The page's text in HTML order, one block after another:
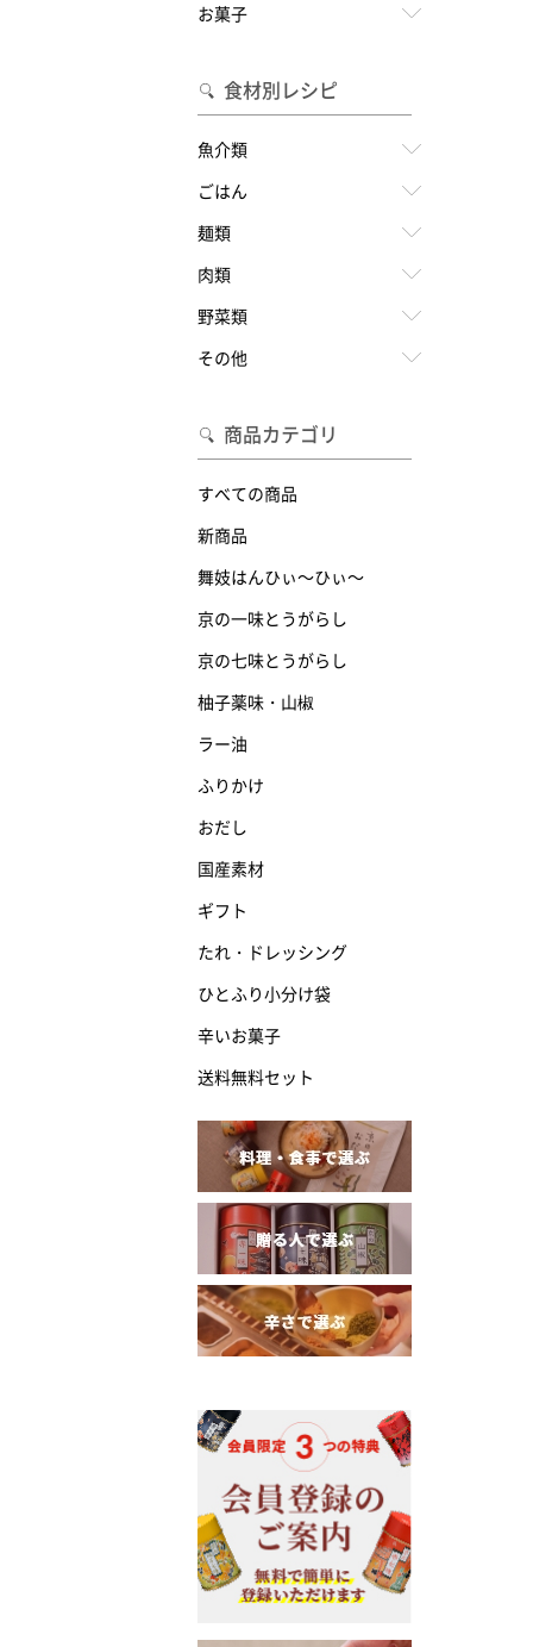
お菓子
食材別レシピ
魚介類
ごはん
麺類
肉類
野菜類
その他
商品カテゴリ
すべての商品
新商品
舞妓はんひぃ～ひぃ～
京の一味とうがらし
京の七味とうがらし
柚子薬味・山椒
ラー油
ふりかけ
おだし
国産素材
ギフト
たれ・ドレッシング
ひとふり小分け袋
辛いお菓子
送料無料セット